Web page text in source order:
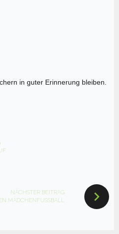
in guter Erinnerung bleiben.
NÄCHSTER BEITRAG
MÄDCHENFUSSBALL